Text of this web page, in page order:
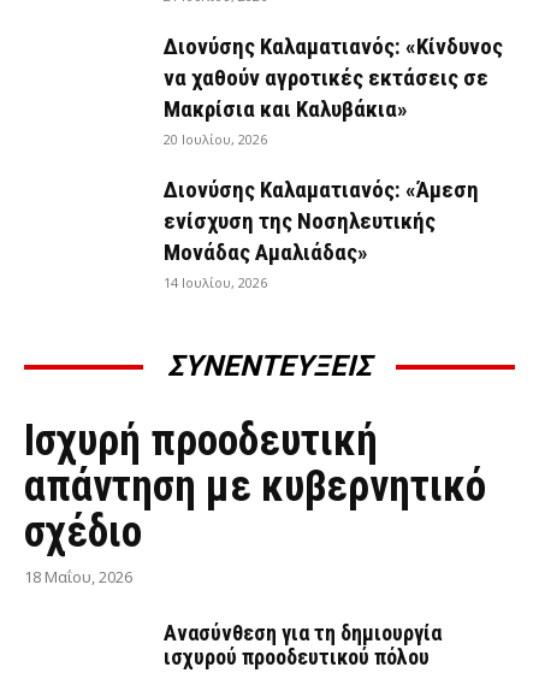
Διονύσης Καλαματιανός: «Κίνδυνος
να χαθούν αγροτικές εκτάσεις σε
Μακρίσια και Καλυβάκια»
20 Ιουλίου, 2026
Διονύσης Καλαματιανός: «Άμεση
ενίσχυση της Νοσηλευτικής
Μονάδας Αμαλιάδας»
14 Ιουλίου, 2026
ΣΥΝΕΝΤΕΥΞΕΙΣ
ΣΥΝΕΝΤΕΎΞΕΙΣ
Ισχυρή προοδευτική
απάντηση με κυβερνητικό
σχέδιο
18 Μαΐου, 2026
Ανασύνθεση για τη δημιουργία
ισχυρού προοδευτικού πόλου